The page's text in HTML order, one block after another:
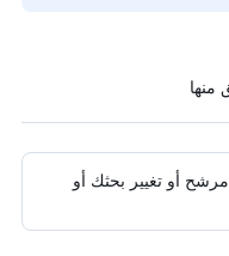
أو تغيير بحثك أو